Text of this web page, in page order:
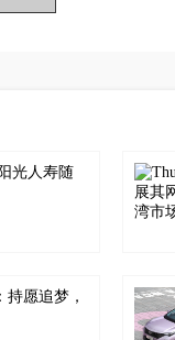
光人寿随
愿追梦，